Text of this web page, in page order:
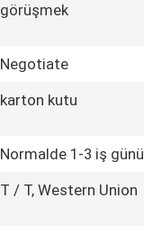
görüşmek
Negotiate
karton kutu
Normalde 1-3 iş günü
T / T, Western Union